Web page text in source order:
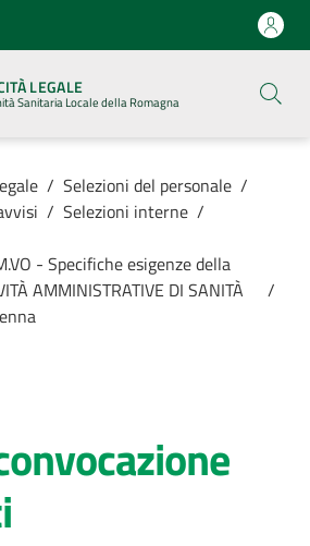
LEGALE
Sanitaria Locale della Romagna
/ Selezioni del personale /
/ Selezioni interne /
- Specifiche esigenze della
AMMINISTRATIVE DI SANITÀ
/